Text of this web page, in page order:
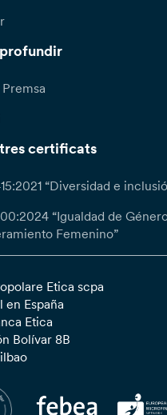
certificats
“Diversidad e
“Igualdad de
Femenino”
Etica scpa
en España
Etica
Bolívar 8B